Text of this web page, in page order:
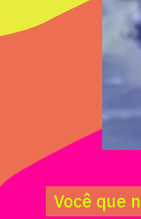
Você que
Você que